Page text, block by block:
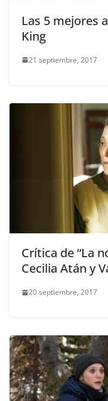
Las 5 mejores
King
21 septiembre, 2017
Crítica de “La
Cecilia Atán y
20 septiembre, 2017